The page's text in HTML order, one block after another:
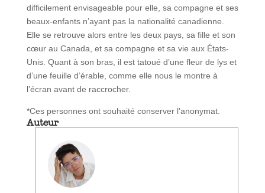
difficilement envisageable pour elle, sa compagne et ses
beaux-enfants n’ayant pas la nationalité canadienne.
Elle se retrouve alors entre les deux pays, sa fille et son
cœur au Canada, et sa compagne et sa vie aux États-
Unis. Quant à son bras, il est tatoué d’une fleur de lys et
d’une feuille d’érable, comme elle nous le montre à
l’écran avant de raccrocher.
*Ces personnes ont souhaité conserver l’anonymat.
Auteur